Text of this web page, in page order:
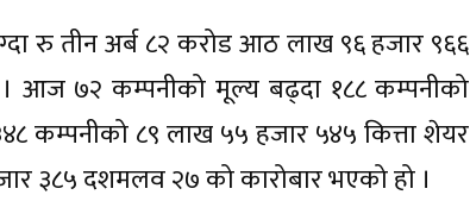
रु तीन अर्ब ८२ करोड आठ लाख ९६ हजार ९६६
। आज ७२ कम्पनीको मूल्य बढ्दा १८८ कम्पनीको
कम्पनीको ८९ लाख ५५ हजार ५४५ कित्ता शेयर
३८५ दशमलव २७ को कारोबार भएको हो ।